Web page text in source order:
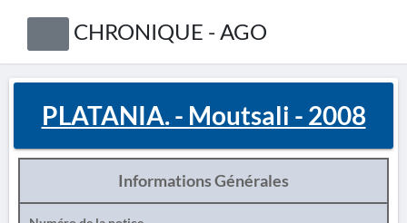
CHRONIQUE - AGO
PLATANIA. - Moutsali - 2008
Informations Générales